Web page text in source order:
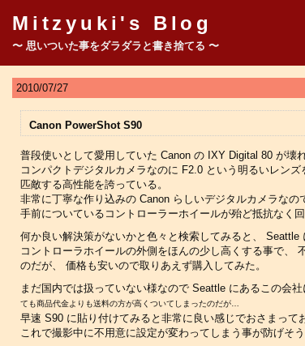
Mitzyuki's Blog
〜 思いついた事をダラダラと書き捨てる 〜
2010/07/27
Canon PowerShot S90
普段使いとして愛用していた Canon の IXY Digital 80 が壊
コンパクトデジタルカメラなのに F2.0 という明るいレン
匹敵する高性能を誇っている。
非常に丁寧な作り込みの Canon らしいデジタルカメラな
手前についているコントローラーホイールが殆ど抵抗なく
何か良い解決策がないかと色々と検索してみると、
コントローラホイールの外側をほんの少し高くする事で、
のだが、 価格も安いので取りあえず購入してみた。
まだ国内では扱っていない様なので Seattle にあるこの会
ても商品代金よりも送料の方が高くついてしまったのだが…
早速 S90 に貼り付けてみると非常に良い感じでおさまって
これで撮影中に不用意に設定が変わってしまう事が防げそう